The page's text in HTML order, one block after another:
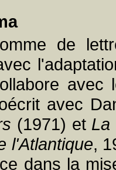
de
avec
(1971) et La
l'Atlantique,
dans la